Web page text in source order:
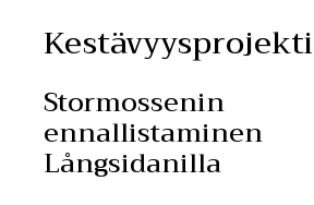
Kestävyysprojekti
Stormossenin
ennallistaminen
Långsidanilla